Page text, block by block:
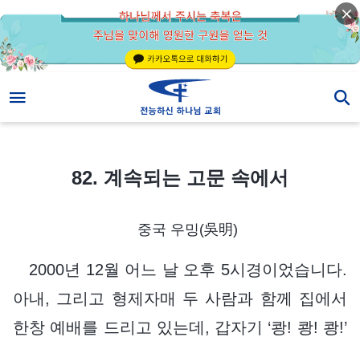
82. 계속되는 고문 속에서
중국 우밍(吳明)
2000년 12월 어느 날 오후 5시경이었습니다.
아내, 그리고 형제자매 두 사람과 함께 집에서
한창 예배를 드리고 있는데, 갑자기 ‘쾅! 쾅! 쾅!’